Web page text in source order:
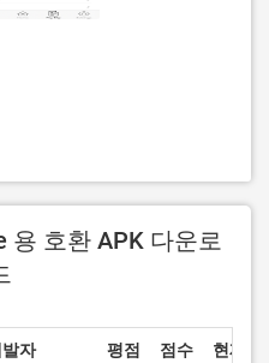
용 호환 APK 다운로
자 평점 점수 현재